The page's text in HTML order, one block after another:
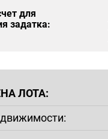
для
задатка:
ЛОТА: